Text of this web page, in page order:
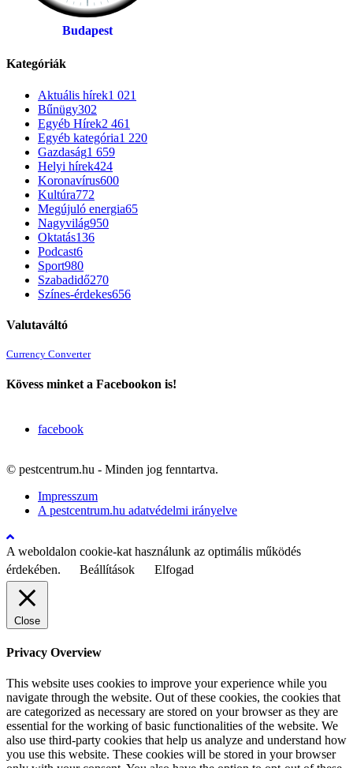
Budapest
Kategóriák
Aktuális hírek1 021
Bűnügy302
Egyéb Hírek2 461
Egyéb kategória1 220
Gazdaság1 659
Helyi hírek424
Koronavírus600
Kultúra772
Megújuló energia65
Nagyvilág950
Oktatás136
Podcast6
Sport980
Szabadidő270
Színes-érdekes656
Valutaváltó
Currency Converter
Kövess minket a Facebookon is!
facebook
© pestcentrum.hu - Minden jog fenntartva.
Impresszum
A pestcentrum.hu adatvédelmi irányelve
A weboldalon cookie-kat használunk az optimális működés
érdekében.
Beállítások Elfogad
Close
Privacy Overview
This website uses cookies to improve your experience while you
navigate through the website. Out of these cookies, the cookies that
are categorized as necessary are stored on your browser as they are
essential for the working of basic functionalities of the website. We
also use third-party cookies that help us analyze and understand how
you use this website. These cookies will be stored in your browser